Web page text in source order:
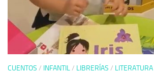
CUENTOS / INFANTIL/ LIBRERÍAS / LITERATURA